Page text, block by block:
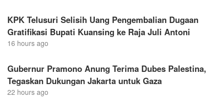
KPK Telusuri Selisih Uang Pengembalian Dugaan
Gratifikasi Bupati Kuansing ke Raja Juli Antoni
16 hours ago
Gubernur Pramono Anung Terima Dubes Palestina,
Tegaskan Dukungan Jakarta untuk Gaza
22 hours ago